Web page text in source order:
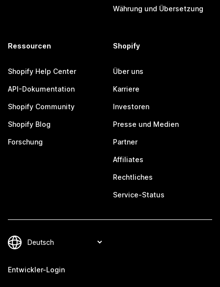
Währung und Übersetzung
Ressourcen
Shopify Help Center
API-Dokumentation
Shopify Community
Shopify Blog
Forschung
Shopify
Über uns
Karriere
Investoren
Presse und Medien
Partner
Affiliates
Rechtliches
Service-Status
Entwickler-Login